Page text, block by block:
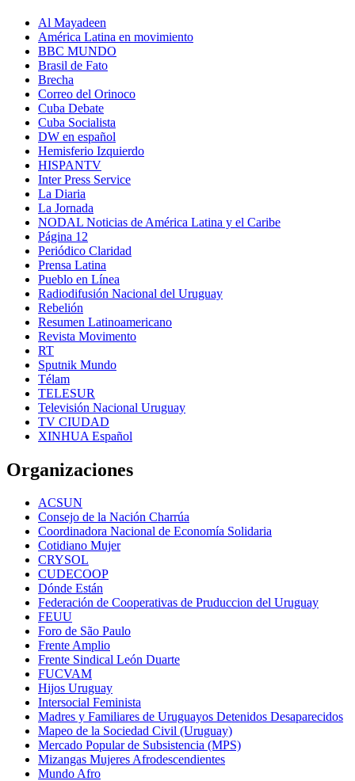
Al Mayadeen
América Latina en movimiento
BBC MUNDO
Brasil de Fato
Brecha
Correo del Orinoco
Cuba Debate
Cuba Socialista
DW en español
Hemisferio Izquierdo
HISPANTV
Inter Press Service
La Diaria
La Jornada
NODAL Noticias de América Latina y el Caribe
Página 12
Periódico Claridad
Prensa Latina
Pueblo en Línea
Radiodifusión Nacional del Uruguay
Rebelión
Resumen Latinoamericano
Revista Movimento
RT
Sputnik Mundo
Télam
TELESUR
Televisión Nacional Uruguay
TV CIUDAD
XINHUA Español
Organizaciones
ACSUN
Consejo de la Nación Charrúa
Coordinadora Nacional de Economía Solidaria
Cotidiano Mujer
CRYSOL
CUDECOOP
Dónde Están
Federación de Cooperativas de Pruduccion del Uruguay
FEUU
Foro de São Paulo
Frente Amplio
Frente Sindical León Duarte
FUCVAM
Hijos Uruguay
Intersocial Feminista
Madres y Familiares de Uruguayos Detenidos Desaparecidos
Mapeo de la Sociedad Civil (Uruguay)
Mercado Popular de Subsistencia (MPS)
Mizangas Mujeres Afrodescendientes
Mundo Afro